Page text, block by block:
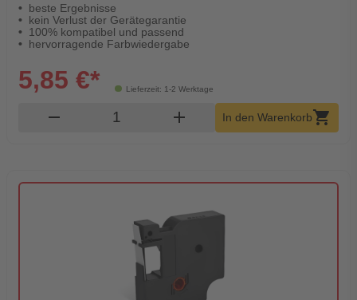
beste Ergebnisse
kein Verlust der Gerätegarantie
100% kompatibel und passend
hervorragende Farbwiedergabe
Lieferzeit: 1-2 Werktage
5,85 €*
remove Produkt Warenkorb Menge
add In den Warenkorbshopping_cart